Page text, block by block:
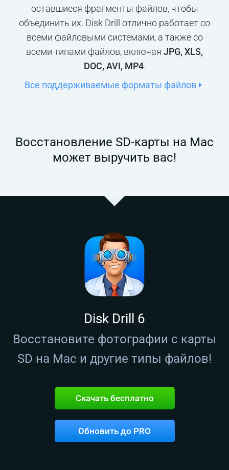
оставшиеся фрагменты файлов, чтобы
объединить их. Disk Drill отлично работает со
всеми файловыми системами, а также со
всеми типами файлов, включая JPG, XLS,
DOC, AVI, MP4.
Все поддерживаемые форматы файлов
Восстановление SD-карты на Mac
может выручить вас!
Disk Drill 6
Восстановите фотографии с карты
SD на Mac и другие типы файлов!
Скачать бесплатно
Обновить до PRO